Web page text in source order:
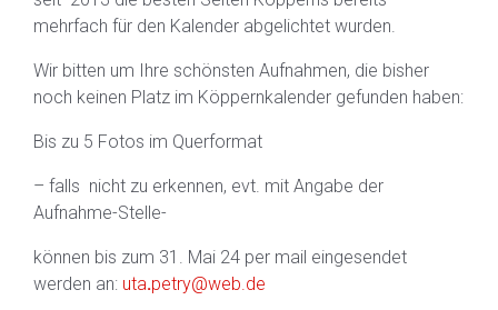
mehrfach für den Kalender abgelichtet wurden.
Wir bitten um Ihre schönsten Aufnahmen, die bisher
noch keinen Platz im Köppernkalender gefunden haben:
Bis zu 5 Fotos im Querformat
– falls nicht zu erkennen, evt. mit Angabe der
Aufnahme-Stelle-
können bis zum 31. Mai 24 per mail eingesendet
werden an: uta.petry@web.de